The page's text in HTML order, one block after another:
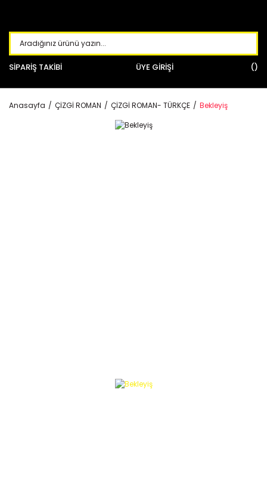
SİPARİŞ TAKİBİ ÜYE GİRİŞİ
Anasayfa ÇİZGİ ROMAN ÇİZGİ ROMAN- TÜRKÇE Bekleyiş